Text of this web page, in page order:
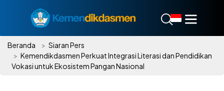
Beranda
Siaran Pers
Kemendikdasmen Perkuat Integrasi Literasi dan Pendidikan
Vokasi untuk Ekosistem Pangan Nasional